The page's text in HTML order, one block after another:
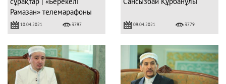
Рамазан» телемарафоны
10.04.2021 3797 09.04.2021 3779